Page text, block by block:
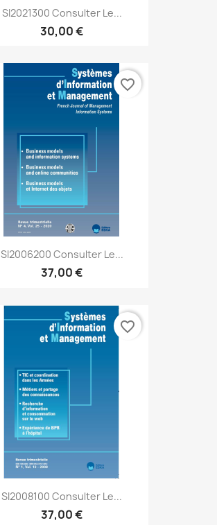
SI2021300 Consulter Le...
30,00 €
SI2006200 Consulter Le...
37,00 €
favorite_border
SI2008100 Consulter Le...
37,00 €
favorite_border